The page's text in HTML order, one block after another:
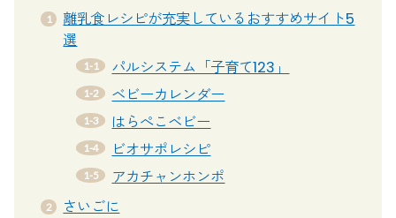
離乳食レシピが充実しているおすすめサイト5
選
パルシステム「子育て123」
ベビーカレンダー
はらぺこベビー
ビオサポレシピ
アカチャンホンポ
さいごに